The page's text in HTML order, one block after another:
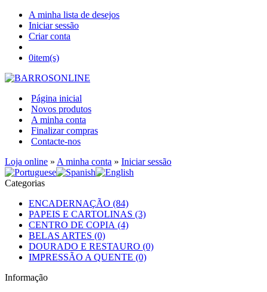
A minha lista de desejos
Iniciar sessão
Criar conta
0item(s)
Página inicial
Novos produtos
A minha conta
Finalizar compras
Contacte-nos
Loja online » A minha conta » Iniciar sessão
Categorias
ENCADERNAÇÃO (84)
PAPEIS E CARTOLINAS (3)
CENTRO DE COPIA (4)
BELAS ARTES (0)
DOURADO E RESTAURO (0)
IMPRESSÃO A QUENTE (0)
Informação